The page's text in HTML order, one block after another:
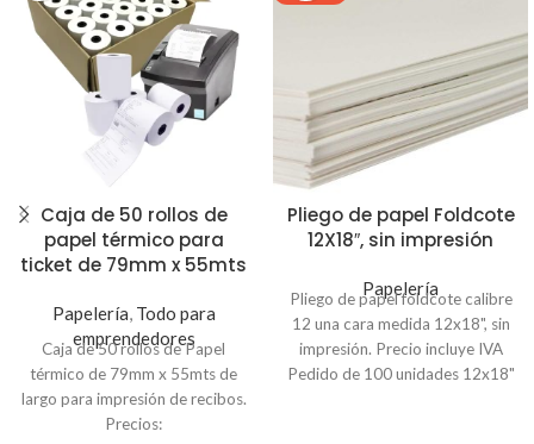
Caja de 50 rollos de
papel térmico para
ticket de 79mm x 55mts
Papelería, Todo para
emprendedores
Caja de 50 rollos de Papel
térmico de 79mm x 55mts de
largo para impresión de recibos.
Precios:
Pliego de papel Foldcote
12X18″, sin impresión
Papelería
Pliego de papel foldcote calibre
12 una cara medida 12x18", sin
impresión. Precio incluye IVA
Pedido de 100 unidades 12x18"